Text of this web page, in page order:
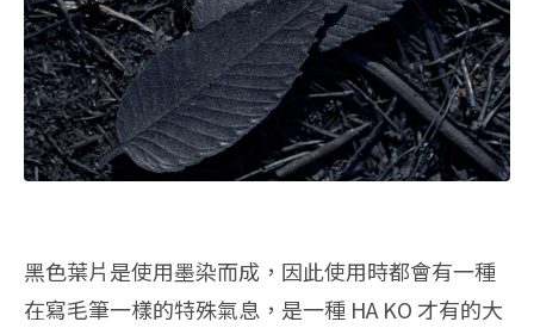
黑色葉片是使用墨染而成，因此使用時都會有一種
在寫毛筆一樣的特殊氣息，是一種 HA KO 才有的大